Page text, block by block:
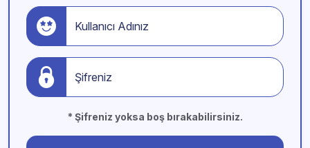
Kullanıcı Adınız
Şifreniz
* Şifreniz yoksa boş bırakabilirsiniz.